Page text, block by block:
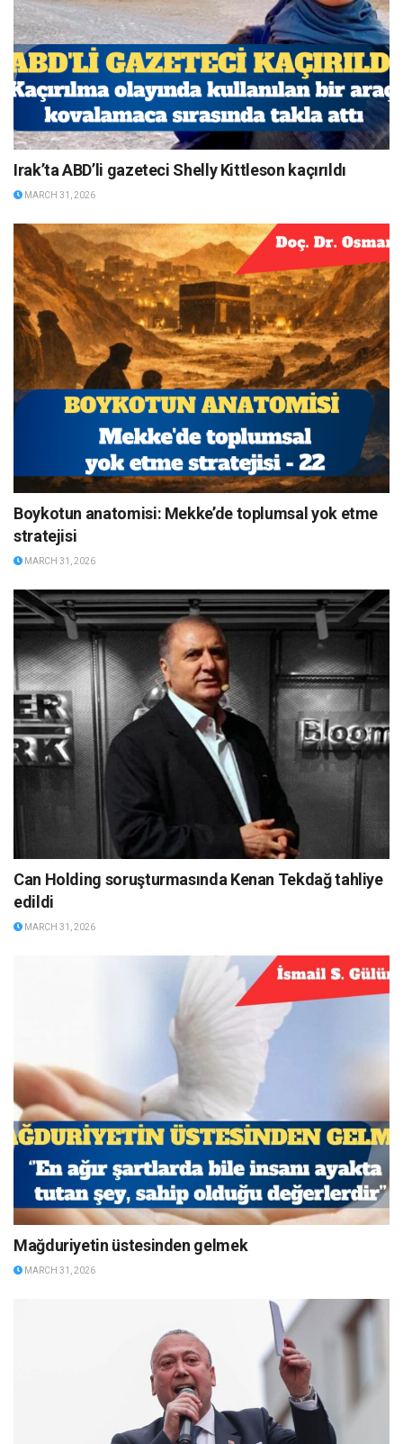
Irak’ta ABD’li gazeteci Shelly Kittleson kaçırıldı
MARCH 31, 2026
Boykotun anatomisi: Mekke’de toplumsal yok etme
stratejisi
MARCH 31, 2026
Can Holding soruşturmasında Kenan Tekdağ tahliye
edildi
MARCH 31, 2026
Mağduriyetin üstesinden gelmek
MARCH 31, 2026